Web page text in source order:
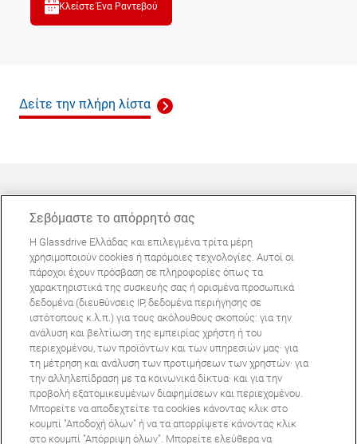
Κλείστε Ένα Ραντεβού
Δείτε την πλήρη λίστα
ΜΠΟΡΕΊ ΝΑ ΣΑΣ ΕΝΔΙΑΦΈΡΕΙ
Συχνές ερωτήσεις
Σχετικά με εμάς
Πανευρωπαϊκό δίκτυο
Όροι Χρήσης ΙστοτόπουΠολιτική Απορρήτου
© Copyright 2024 Glassdrive. All rights reserved | 2024
Σεβόμαστε το απόρρητό σας
Η Glassdrive Ελλάδας και επιλεγμένα τρίτα μέρη
χρησιμοποιούν cookies ή παρόμοιες τεχνολογίες. Αυτοί οι
πάροχοι έχουν πρόσβαση σε πληροφορίες όπως τα
χαρακτηριστικά της συσκευής σας ή ορισμένα προσωπικά
δεδομένα (διευθύνσεις IP, δεδομένα περιήγησης σε
ιστότοπους κ.λ.π.) για τους ακόλουθους σκοπούς: για την
ανάλυση και βελτίωση της εμπειρίας χρήστη ή του
περιεχομένου, των προϊόντων και των υπηρεσιών μας· για
τη μέτρηση και ανάλυση των προτιμήσεων των χρηστών· για
την αλληλεπίδραση με τα κοινωνικά δίκτυα· και για την
προβολή εξατομικευμένων διαφημίσεων και περιεχομένου.
Μπορείτε να αποδεχτείτε τα cookies κάνοντας κλικ στο
κουμπί "Αποδοχή όλων" ή να τα απορρίψετε κάνοντας κλικ
στο κουμπί "Απόρριψη όλων". Μπορείτε ελεύθερα να